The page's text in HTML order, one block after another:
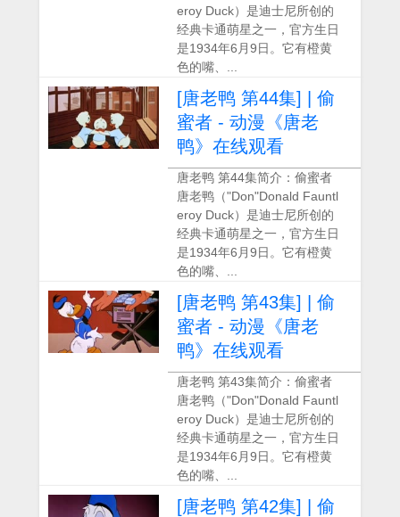
eroy Duck）是迪士尼所创的
经典卡通萌星之一，官方生日
是1934年6月9日。它有橙黄
色的嘴、...
[唐老鸭 第44集] | 偷
蜜者 - 动漫《唐老
鸭》在线观看
唐老鸭 第44集简介：偷蜜者
唐老鸭（"Don"Donald Fauntl
eroy Duck）是迪士尼所创的
经典卡通萌星之一，官方生日
是1934年6月9日。它有橙黄
色的嘴、...
[唐老鸭 第43集] | 偷
蜜者 - 动漫《唐老
鸭》在线观看
唐老鸭 第43集简介：偷蜜者
唐老鸭（"Don"Donald Fauntl
eroy Duck）是迪士尼所创的
经典卡通萌星之一，官方生日
是1934年6月9日。它有橙黄
色的嘴、...
[唐老鸭 第42集] | 偷